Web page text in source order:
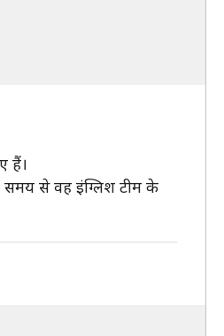
हैं।
समय से वह इंग्लिश टीम के